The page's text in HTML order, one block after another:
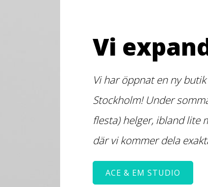
Vi
Vi har öppnat en ny
Stockholm! Under
flesta) helger, ibland lite
där vi kommer dela
ACE & EM STUDIO